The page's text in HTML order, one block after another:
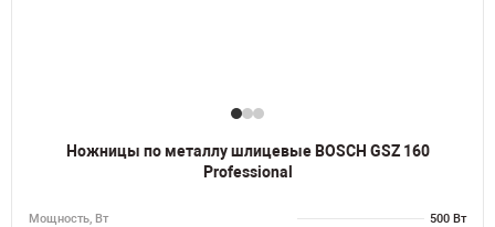
Ножницы по металлу шлицевые BOSCH GSZ 160
Professional
Мощность, Вт 500 Вт